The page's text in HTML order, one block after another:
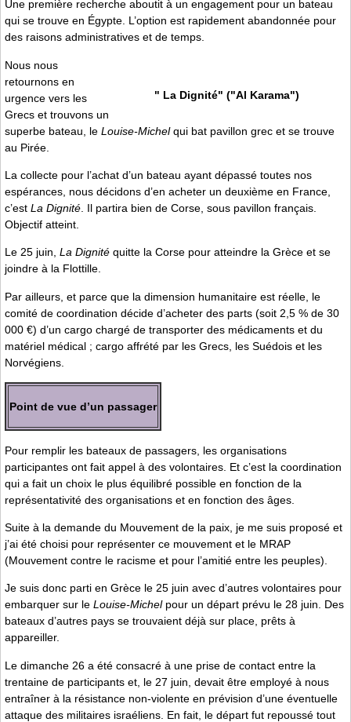
Une première recherche aboutit à un engagement pour un bateau
qui se trouve en Égypte. L’option est rapidement abandonnée pour
des raisons administratives et de temps.
" La Dignité" ("Al Karama")
Nous nous
retournons en
urgence vers les
Grecs et trouvons un
superbe bateau, le Louise-Michelqui bat pavillon grec et se trouve
au Pirée.
La collecte pour l’achat d’un bateau ayant dépassé toutes nos
espérances, nous décidons d’en acheter un deuxième en France,
c’est La Dignité . Il partira bien de Corse, sous pavillon français.
Objectif atteint.
Le 25 juin, La Dignité quitte la Corse pour atteindre la Grèce et se
joindre à la Flottille.
Par ailleurs, et parce que la dimension humanitaire est réelle, le
comité de coordination décide d’acheter des parts (soit 2,5 % de 30
000 €) d’un cargo chargé de transporter des médicaments et du
matériel médical ; cargo affrété par les Grecs, les Suédois et les
Norvégiens.
Point de vue d’un passager
Pour remplir les bateaux de passagers, les organisations
participantes ont fait appel à des volontaires. Et c’est la coordination
qui a fait un choix le plus équilibré possible en fonction de la
représentativité des organisations et en fonction des âges.
Suite à la demande du Mouvement de la paix, je me suis proposé et
j’ai été choisi pour représenter ce mouvement et le MRAP
(Mouvement contre le racisme et pour l’amitié entre les peuples).
Je suis donc parti en Grèce le 25 juin avec d’autres volontaires pour
embarquer sur le Louise-Michelpour un départ prévu le 28 juin. Des
bateaux d’autres pays se trouvaient déjà sur place, prêts à
appareiller.
Le dimanche 26 a été consacré à une prise de contact entre la
trentaine de participants et, le 27 juin, devait être employé à nous
entraîner à la résistance non-violente en prévision d’une éventuelle
attaque des militaires israéliens. En fait, le départ fut repoussé tout